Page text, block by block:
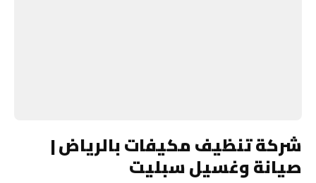
شركة تنظيف مكيفات بالرياض |
صيانة وغسيل سبليت